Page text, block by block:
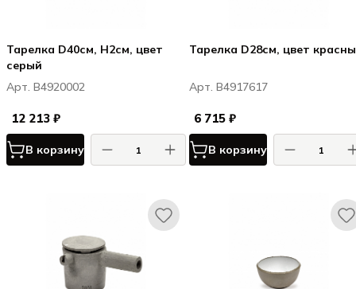
Тарелка D40см, H2см, цвет
серый
Арт. B4920002
12 213 ₽
В корзину
Тарелка D28см, цвет
Арт. B4917617
6 715 ₽
В корзину